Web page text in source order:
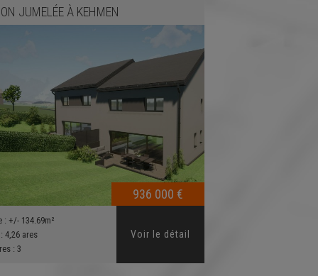
JUMELÉE À KEHMEN
: +/- 134.69m²
:4,26 ares
:3
936 000 €
Voir le détail